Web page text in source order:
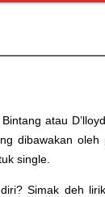
atau
dibawakan oleh
single.
Simak deh